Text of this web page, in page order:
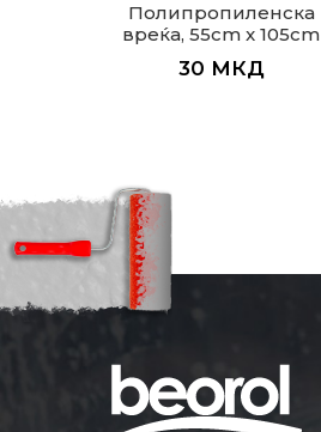
Полипропиленска
вреќа, 55cm x 105cm
30 МКД